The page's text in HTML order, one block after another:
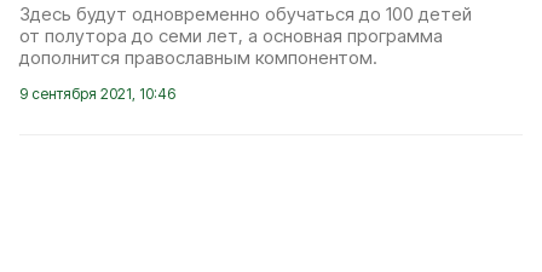
Здесь будут одновременно обучаться до 100 детей
от полутора до семи лет, а основная программа
дополнится православным компонентом.
9 сентября 2021, 10:46